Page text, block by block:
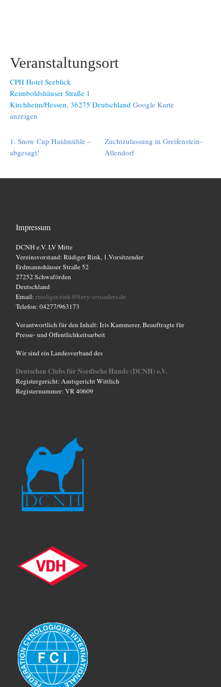
Veranstaltungsort
CPH Hotel Seeblick
Reimboldshäuser Straße 1
Kirchheim/Hessen, 36275 Deutschland Google Karte
anzeigen
1. Snow Cup Haidmühle –
abgesagt!
Zuchtzulassung in Greifenstein-
Allendorf
Impressum
DCNH e.V. LV Mitte
Vereinsvorstand: Rüdiger Rink, 1.Vorsitzender
Erdmannshäuser Straße 52
27252 Schwaförden
Deutschland
Email: ruediger.rink@fiery-crusaders.de
Telefon: 04277/963173
Verantwortlich für den Inhalt: Iris Kammerer, Beauftragte für
Presse- und Öffentlichkeitsarbeit
Wir sind ein Landesverband des
Deutschen Clubs für Nordische Hunde (DCNH) e.V.
Registergericht: Amtsgericht Wittlich
Registernummer: VR 40609